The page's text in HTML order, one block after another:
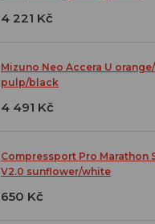
4 221 Kč
Mizuno Neo Accera U
pulp/black
4 491 Kč
Compressport Pro Marathon
V2.0 sunflower/white
650 Kč